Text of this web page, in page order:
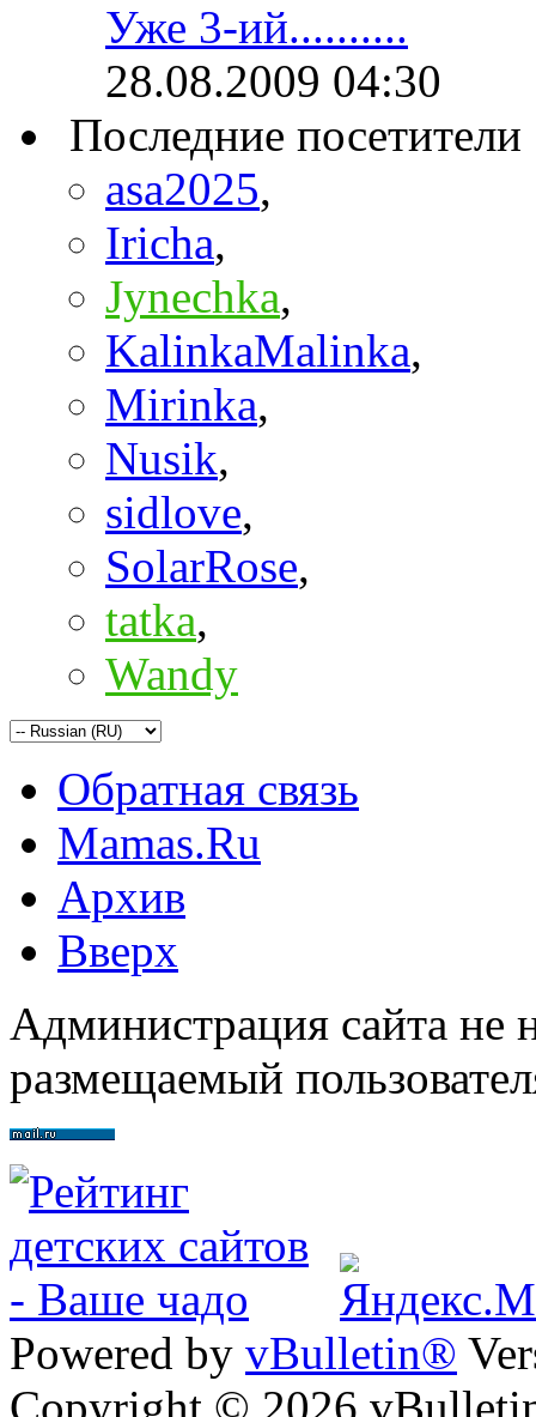
Уже 3-ий..........
28.08.2009 04:30
Последние посетители
asa2025,
Iricha,
Jynechka,
KalinkaMalinka,
Mirinka,
Nusik,
sidlove,
SolarRose,
tatka,
Wandy
Обратная связь
Mamas.Ru
Архив
Вверх
Администрация сайта не
размещаемый
Powered by vBulletin®